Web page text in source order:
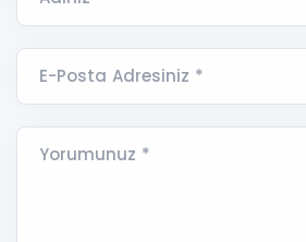
E-Posta Adresiniz *
Yorumunuz *